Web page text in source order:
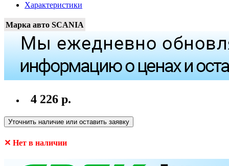
Характеристики
Марка авто SCANIA
4 226 р.
Уточнить наличие или оставить заявку
✕ Нет в наличии